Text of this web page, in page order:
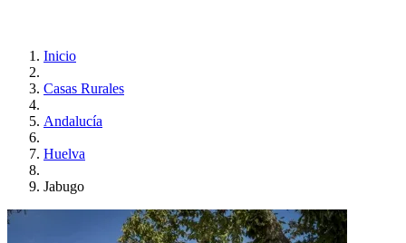
Inicio
Casas Rurales
Andalucía
Huelva
Jabugo